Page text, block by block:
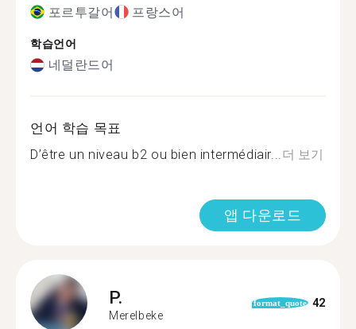
포르투갈어 프랑스어
학습언어
네덜란드어
언어 학습 목표
D’être un niveau b2 ou bien intermédiair...더 보기
앱 다운로드
P.
Merelbeke
format_quote 42